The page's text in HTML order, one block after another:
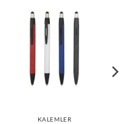
KALEMLER